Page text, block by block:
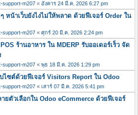
support-m207 « อังคาร 24 มี.ค. 2026 6:27 pm
หน้าเว็บยังไงไม่ให้พลาด ด้วยฟีเจอร์ Order ใน
support-m207 « ศุกร์ 20 มี.ค. 2026 2:24 pm
ร้านอาหาร ใน MDERP รับออเดอร์เร็ว จัด
support-m207 « พุธ 18 มี.ค. 2026 1:29 pm
ไซต์ด้วยฟีเจอร์ Visitors Report ใน Odoo
support-m207 « เสาร์ 07 มี.ค. 2026 5:41 pm
ยตัวเลือกใน Odoo eCommerce ด้วยฟีเจอร์